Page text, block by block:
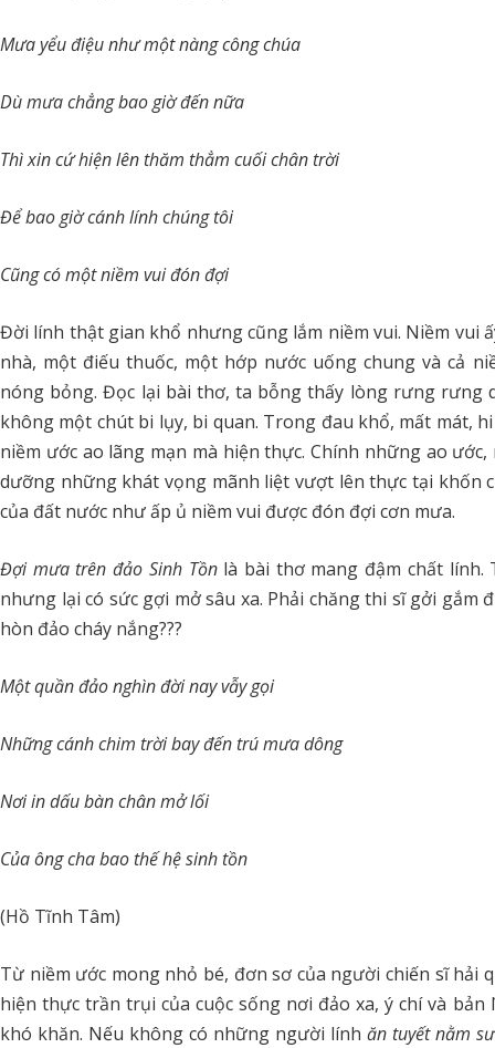
Mưa yểu điệu như một nàng công chúa
Dù mưa chẳng bao giờ đến nữa
Thì xin cứ hiện lên thăm thẳm cuối chân trời
Để bao giờ cánh lính chúng tôi
Cũng có một niềm vui đón đợi
Đời lính thật gian khổ nhưng cũng lắm niềm vui. Niềm vui
nhà, một điếu thuốc, một hớp nước uống chung và cả
nóng bỏng. Đọc lại bài thơ, ta bỗng thấy lòng rưng
không một chút bi lụy, bi quan. Trong đau khổ, mất mát,
niềm ước ao lãng mạn mà hiện thực. Chính những ao
dưỡng những khát vọng mãnh liệt vượt lên thực tại khốn
của đất nước như ấp ủ niềm vui được đón đợi cơn mưa.
Đợi mưa trên đảo Sinh Tồn là bài thơ mang đậm chất
nhưng lại có sức gợi mở sâu xa. Phải chăng thi sĩ gởi
hòn đảo cháy nắng???
Một quần đảo nghìn đời nay vẫy gọi
Những cánh chim trời bay đến trú mưa dông
Nơi in dấu bàn chân mở lối
Của ông cha bao thế hệ sinh tồn
(Hồ Tĩnh Tâm)
Từ niềm ước mong nhỏ bé, đơn sơ của người chiến sĩ
hiện thực trần trụi của cuộc sống nơi đảo xa, ý chí và
khó khăn. Nếu không có những người lính ăn tuyết nằm